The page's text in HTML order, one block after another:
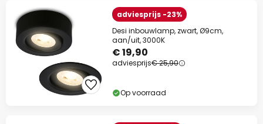
adviesprijs -23%
Desi inbouwlamp, zwart, Ø9cm,
aan/uit, 3000K
€ 19,90
adviesprijs€ 25,90
Op voorraad